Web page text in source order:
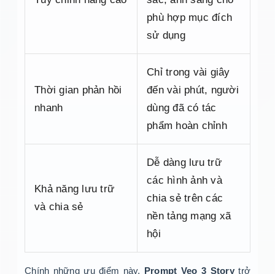
phù hợp mục đích
sử dụng
Thời gian phản hồi
nhanh
Chỉ trong vài giây
đến vài phút, người
dùng đã có tác
phẩm hoàn chỉnh
Khả năng lưu trữ
và chia sẻ
Dễ dàng lưu trữ
các hình ảnh và
chia sẻ trên các
nền tảng mạng xã
hội
Chính những ưu điểm này, Prompt Veo 3 Storytrở